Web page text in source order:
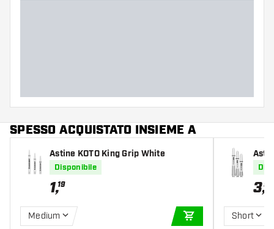
SPESSO ACQUISTATO INSIEME A
Astine KOTO King Grip White
Disponibile
1,19
Medium
AGGIUNGI AL
3,95
Short